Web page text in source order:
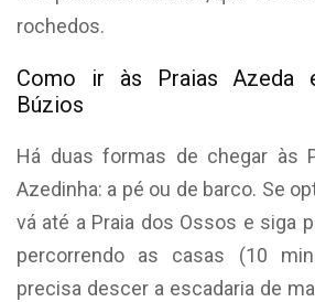
rochedos.
Como ir às Praias Azeda
Búzios
Há duas formas de chegar às
Azedinha: a pé ou de barco. Se
vá até a Praia dos Ossos e siga
percorrendo as casas (10
precisa descer a escadaria de